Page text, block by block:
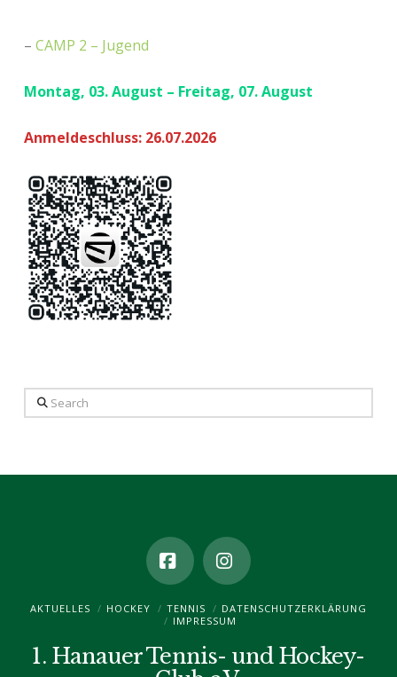
– CAMP 2 – Jugend
Montag, 03. August – Freitag, 07. August
Anmeldeschluss: 26.07.2026
Search
FacebookInstagram
AKTUELLES HOCKEY TENNIS
DATENSCHUTZ­ERKLÄRUNG
IMPRESSUM
1. Hanauer Tennis- und Hockey-